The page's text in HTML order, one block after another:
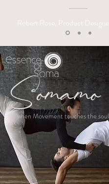
Somamo
when Movement touches the soul